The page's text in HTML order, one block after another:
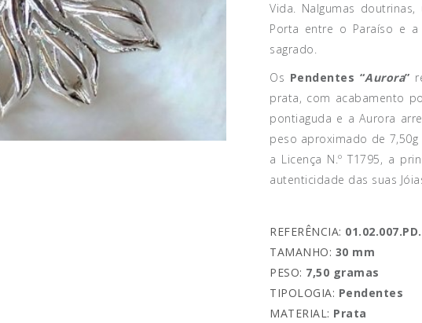
Vida. Nalgumas
Porta entre o Paraíso e
sagrado.
Os Pendentes “Aurora”
prata, com acabamento
pontiaguda e a Aurora
peso aproximado de
a Licença N.º T1795, a
autenticidade das suas
REFERÊNCIA:
TAMANHO: 30 mm
PESO: 7,50 gramas
TIPOLOGIA: Pendentes
MATERIAL: Prata